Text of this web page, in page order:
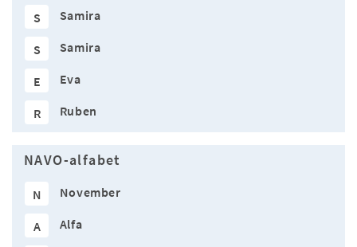
S Samira
S Samira
E Eva
R Ruben
NAVO-alfabet
N November
A Alfa